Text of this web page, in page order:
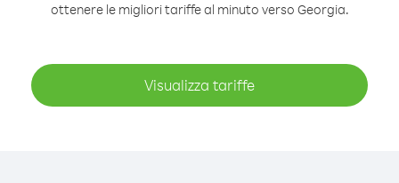
ottenere le migliori tariffe al minuto verso Georgia.
Visualizza tariffe